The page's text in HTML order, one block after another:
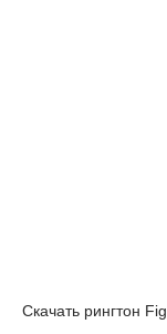
Скачать рингтон